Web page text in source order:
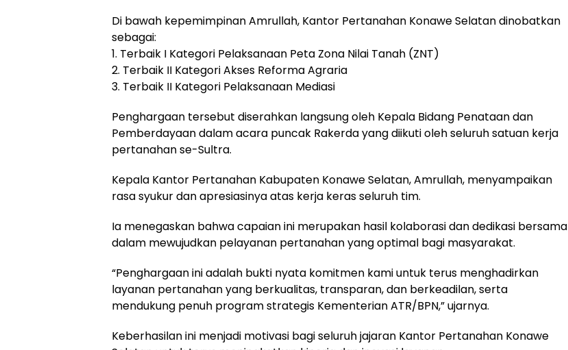
Di bawah kepemimpinan Amrullah, Kantor Pertanahan Konawe Selatan dinobatkan
sebagai:
1. Terbaik I Kategori Pelaksanaan Peta Zona Nilai Tanah (ZNT)
2. Terbaik II Kategori Akses Reforma Agraria
3. Terbaik II Kategori Pelaksanaan Mediasi
Penghargaan tersebut diserahkan langsung oleh Kepala Bidang Penataan dan
Pemberdayaan dalam acara puncak Rakerda yang diikuti oleh seluruh satuan kerja
pertanahan se-Sultra.
Kepala Kantor Pertanahan Kabupaten Konawe Selatan, Amrullah, menyampaikan
rasa syukur dan apresiasinya atas kerja keras seluruh tim.
Ia menegaskan bahwa capaian ini merupakan hasil kolaborasi dan dedikasi bersama
dalam mewujudkan pelayanan pertanahan yang optimal bagi masyarakat.
“Penghargaan ini adalah bukti nyata komitmen kami untuk terus menghadirkan
layanan pertanahan yang berkualitas, transparan, dan berkeadilan, serta
mendukung penuh program strategis Kementerian ATR/BPN,” ujarnya.
Keberhasilan ini menjadi motivasi bagi seluruh jajaran Kantor Pertanahan Konawe